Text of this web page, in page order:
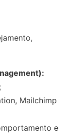
Mailchimp
e